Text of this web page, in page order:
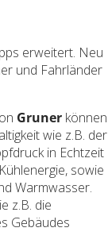
erweitert. Neu
und Fahrländer
Gruner können
wie z.B. der
in Echtzeit
sowie
Warmwasser.
z.B. die
Gebäudes